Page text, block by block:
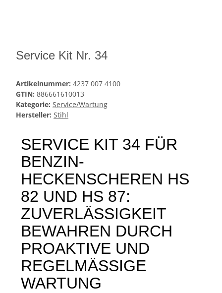
Service Kit Nr. 34
Artikelnummer: 4237 007 4100
GTIN: 886661610013
Kategorie: Service/Wartung
Hersteller: Stihl
SERVICE KIT 34 FÜR
BENZIN-
HECKENSCHEREN HS
82 UND HS 87:
ZUVERLÄSSIGKEIT
BEWAHREN DURCH
PROAKTIVE UND
REGELMÄSSIGE
WARTUNG